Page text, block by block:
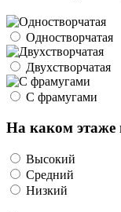
Одностворчатая
Двухстворчатая
С фрамугами
На каком этаже
Высокий
Средний
Низкий